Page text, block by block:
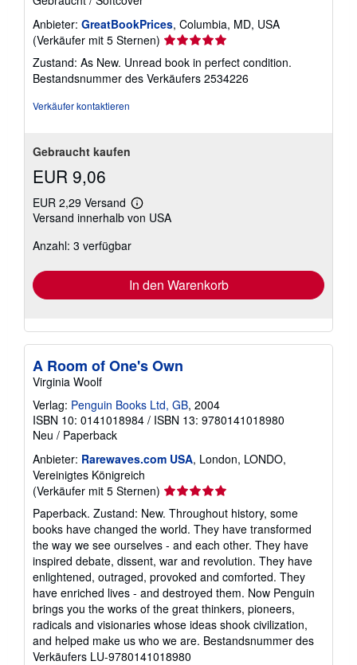
Anbieter: GreatBookPrices, Columbia, MD, USA
(Verkäufer mit 5 Sternen) Verkäuferbewertung
5
von
5
Zustand: As New. Unread book in perfect condition.
Bestandsnummer des Verkäufers 2534226
Verkäufer kontaktieren
Gebraucht kaufen
EUR 9,06
EUR 2,29 Versand
Weitere
Informationen
Versand innerhalb von USA
Anzahl: 3 verfügbar
In den Warenkorb
A Room of One's Own
Virginia Woolf
Verlag: Penguin Books Ltd, GB, 2004
ISBN 10: 0141018984 / ISBN 13: 9780141018980
Neu / Paperback
Anbieter: Rarewaves.com USA, London, LONDO,
Vereinigtes Königreich
(Verkäufer mit 5 Sternen) Verkäuferbewertung
von
5
Sternen
Paperback. Zustand: New. Throughout history, some
books have changed the world. They have transformed
the way we see ourselves - and each other. They have
inspired debate, dissent, war and revolution. They have
enlightened, outraged, provoked and comforted. They
have enriched lives - and destroyed them. Now Penguin
brings you the works of the great thinkers, pioneers,
radicals and visionaries whose ideas shook civilization,
and helped make us who we are. Bestandsnummer des
Verkäufers LU-9780141018980